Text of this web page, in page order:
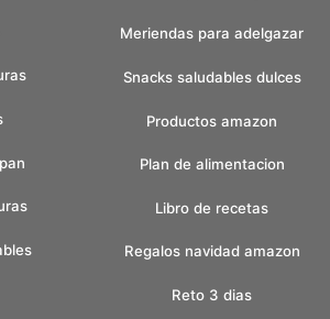
Meriendas para adelgazar
Snacks saludables dulces
Productos amazon
Plan de alimentacion
Libro de recetas
Regalos navidad amazon
Reto 3 dias